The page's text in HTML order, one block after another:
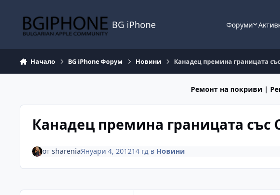
BG iPhone Форуми
Начало BG iPhone Форум Новини Канадец премина границата
Ремонт на покриви |
Канадец премина границата със
от shareniaЯнуари 4, 201214 гдв Новини